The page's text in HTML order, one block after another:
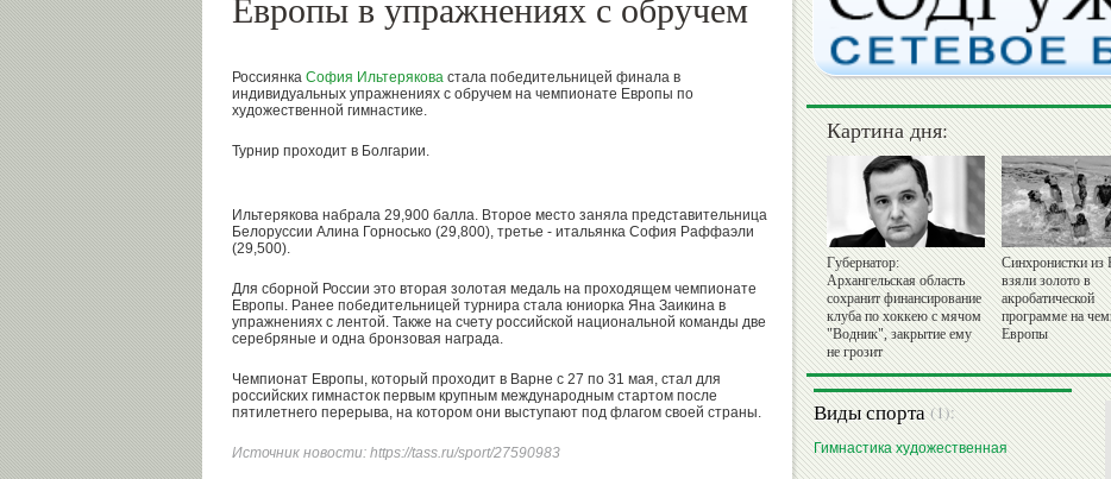
Европы в упражнениях с обручем
Россиянка София Ильтерякова стала победительницей финала в
индивидуальных упражнениях с обручем на чемпионате Европы по
художественной гимнастике.
Турнир проходит в Болгарии.
Ильтерякова набрала 29,900 балла. Второе место заняла представительница
Белоруссии Алина Горносько (29,800), третье - итальянка София Раффаэли
(29,500).
Для сборной России это вторая золотая медаль на проходящем чемпионате
Европы. Ранее победительницей турнира стала юниорка Яна Заикина в
упражнениях с лентой. Также на счету российской национальной команды две
серебряные и одна бронзовая награда.
Чемпионат Европы, который проходит в Варне с 27 по 31 мая, стал для
российских гимнасток первым крупным международным стартом после
пятилетнего перерыва, на котором они выступают под флагом своей страны.
Источник новости: https://tass.ru/sport/27590983
Картина дня:
Губернатор:
Архангельская область
сохранит финансирование
клуба по хоккею с мячом
"Водник", закрытие ему
не грозит
Синхронистки из
взяли золото в
акробатической
программе на
Европы
Виды спорта(1):
Гимнастика художественная